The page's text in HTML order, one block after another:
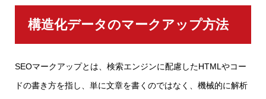
構造化データのマークアップ方法
SEOマークアップとは、検索エンジンに配慮したHTMLやコー
ドの書き方を指し、単に文章を書くのではなく、機械的に解析